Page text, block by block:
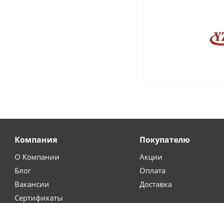
Компания
О Компании
Блог
Вакансии
Сертификаты
Покупателю
Акции
Оплата
Доставка